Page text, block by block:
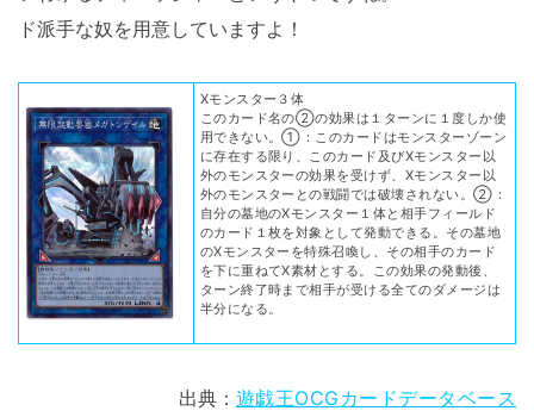
ド派手な奴を用意していますよ！
Xモンスター３体
このカード名の②の効果は１ターンに１度しか使
用できない。①：このカードはモンスターゾーン
に存在する限り、このカード及びXモンスター以
外のモンスターの効果を受けず、Xモンスター以
外のモンスターとの戦闘では破壊されない。②：
自分の墓地のXモンスター１体と相手フィールド
のカード１枚を対象として発動できる。その墓地
のXモンスターを特殊召喚し、その相手のカード
を下に重ねてX素材とする。この効果の発動後、
ターン終了時まで相手が受ける全てのダメージは
半分になる。
出典： 遊戯王OCGカードデータベース